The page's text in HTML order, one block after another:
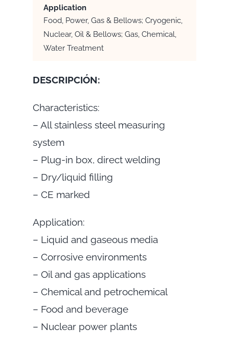
Application
Food, Power, Gas & Bellows; Cryogenic,
Nuclear, Oil & Bellows; Gas, Chemical,
Water Treatment
DESCRIPCIÓN:
Characteristics:
– All stainless steel measuring
system
– Plug-in box, direct welding
– Dry/liquid filling
– CE marked
Application:
– Liquid and gaseous media
– Corrosive environments
– Oil and gas applications
– Chemical and petrochemical
– Food and beverage
– Nuclear power plants